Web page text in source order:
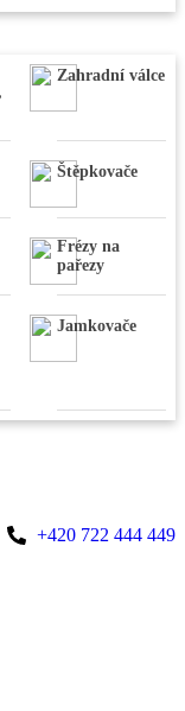
Zahradní válce
Štěpkovače
Frézy na
pařezy
Jamkovače
+420 722 444 449